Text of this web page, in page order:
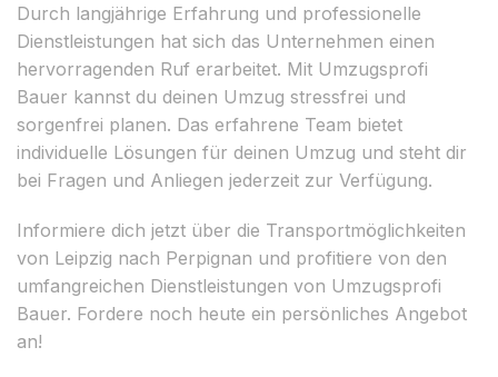
Durch langjährige Erfahrung und professionelle
Dienstleistungen hat sich das Unternehmen einen
hervorragenden Ruf erarbeitet. Mit Umzugsprofi
Bauer kannst du deinen Umzug stressfrei und
sorgenfrei planen. Das erfahrene Team bietet
individuelle Lösungen für deinen Umzug und steht dir
bei Fragen und Anliegen jederzeit zur Verfügung.
Informiere dich jetzt über die Transportmöglichkeiten
von Leipzig nach Perpignan und profitiere von den
umfangreichen Dienstleistungen von Umzugsprofi
Bauer. Fordere noch heute ein persönliches Angebot
an!